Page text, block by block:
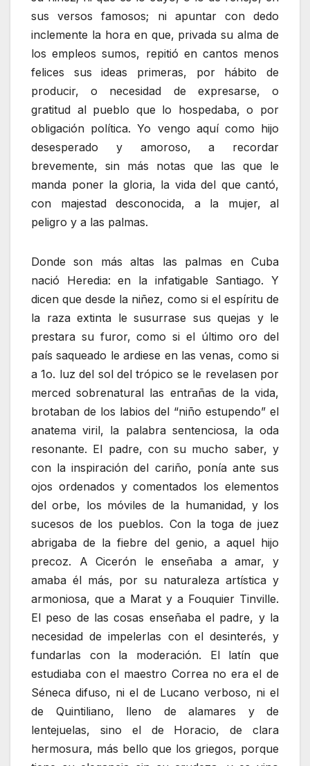
sus versos famosos; ni apuntar con dedo
inclemente la hora en que, privada su alma de
los empleos sumos, repitió en cantos menos
felices sus ideas primeras, por hábito de
producir, o necesidad de expresarse, o
gratitud al pueblo que lo hospedaba, o por
obligación política. Yo vengo aquí como hijo
desesperado y amoroso, a recordar
brevemente, sin más notas que las que le
manda poner la gloria, la vida del que cantó,
con majestad desconocida, a la mujer, al
peligro y a las palmas.
Donde son más altas las palmas en Cuba
nació Heredia: en la infatigable Santiago. Y
dicen que desde la niñez, como si el espíritu de
la raza extinta le susurrase sus quejas y le
prestara su furor, como si el último oro del
país saqueado le ardiese en las venas, como si
a 1o. luz del sol del trópico se le revelasen por
merced sobrenatural las entrañas de la vida,
brotaban de los labios del “niño estupendo” el
anatema viril, la palabra sentenciosa, la oda
resonante. El padre, con su mucho saber, y
con la inspiración del cariño, ponía ante sus
ojos ordenados y comentados los elementos
del orbe, los móviles de la humanidad, y los
sucesos de los pueblos. Con la toga de juez
abrigaba de la fiebre del genio, a aquel hijo
precoz. A Cicerón le enseñaba a amar, y
amaba él más, por su naturaleza artística y
armoniosa, que a Marat y a Fouquier Tinville.
El peso de las cosas enseñaba el padre, y la
necesidad de impelerlas con el desinterés, y
fundarlas con la moderación. El latín que
estudiaba con el maestro Correa no era el de
Séneca difuso, ni el de Lucano verboso, ni el
de Quintiliano, lleno de alamares y de
lentejuelas, sino el de Horacio, de clara
hermosura, más bello que los griegos, porque